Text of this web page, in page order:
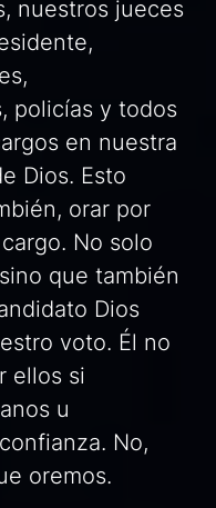
nuestros jueces
policías y todos
en nuestra
Dios. Esto
orar por
No solo
que también
Dios
voto. Él no
ellos si
u
No,
oremos.